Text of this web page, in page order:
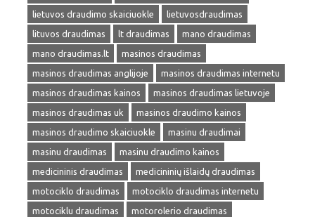
lietuvos draudimo skaiciuokle
lietuvosdraudimas
lituvos draudimas
lt draudimas
mano draudimas
mano draudimas.lt
masinos draudimas
masinos draudimas anglijoje
masinos draudimas internetu
masinos draudimas kainos
masinos draudimas lietuvoje
masinos draudimas uk
masinos draudimo kainos
masinos draudimo skaiciuokle
masinu draudimai
masinu draudimas
masinu draudimo kainos
medicininis draudimas
medicininių išlaidų draudimas
motociklo draudimas
motociklo draudimas internetu
motociklu draudimas
motorolerio draudimas